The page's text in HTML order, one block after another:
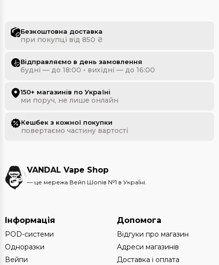
Безкоштовна доставка
при покупці від 850 ₴
Відправляємо в день замовлення
будні — до 18:00 • вихідні — до 16:00
150+ магазинів по Україні
ми поруч, не лише онлайн
Кешбек з кожної покупки
повертаємо частину вартості
VANDAL Vape Shop
— це мережа Вейп Шопів №1 в УкраЇні.
Інформація
POD-системи
Одноразки
Вейпи
Допомога
Відгуки про магазин
Адреси магазинів
Доставка і оплата